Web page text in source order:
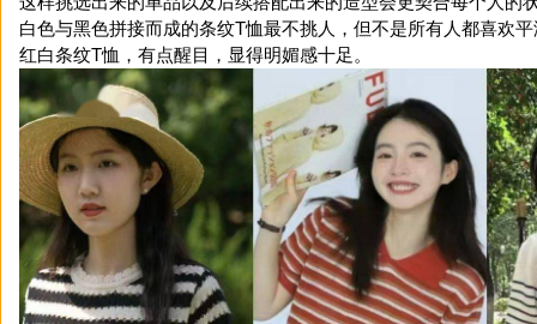
白色与黑色拼接而成的条纹T恤最不挑人，但不是所有人都喜欢
红白条纹T恤，有点醒目，显得明媚感十足。